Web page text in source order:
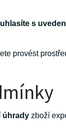
s
provést
úhrady zboží